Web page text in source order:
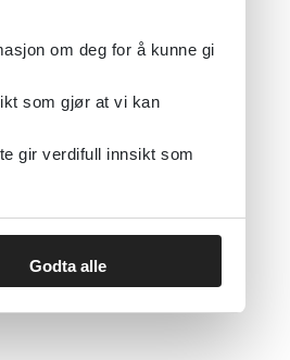
om deg for å kunne gi
som gjør at vi kan
gir verdifull innsikt som
Godta alle